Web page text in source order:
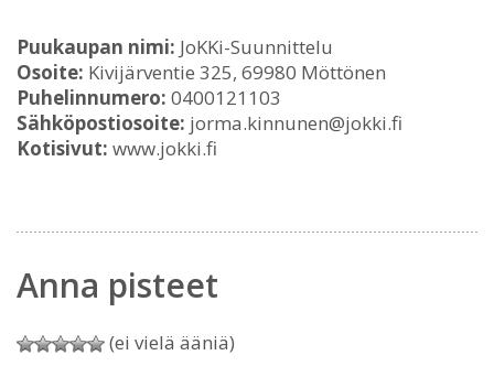
Puukaupan nimi: JoKKi-Suunnittelu
Osoite: Kivijärventie 325, 69980 Möttönen
Puhelinnumero: 0400121103
Sähköpostiosoite: jorma.kinnunen@jokki.fi
Kotisivut: www.jokki.fi
Anna pisteet
(ei vielä ääniä)